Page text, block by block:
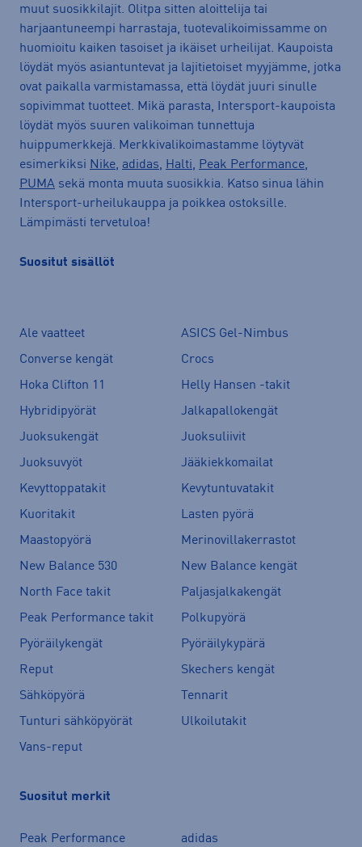
muut suosikkilajit. Olitpa sitten aloittelija tai
harjaantuneempi harrastaja, tuotevalikoimissamme on
huomioitu kaiken tasoiset ja ikäiset urheilijat. Kaupoista
löydät myös asiantuntevat ja lajitietoiset myyjämme, jotka
ovat paikalla varmistamassa, että löydät juuri sinulle
sopivimmat tuotteet. Mikä parasta, Intersport-kaupoista
löydät myös suuren valikoiman tunnettuja
huippumerkkejä. Merkkivalikoimastamme löytyvät
esimerkiksi Nike, adidas, Halti, Peak Performance,
PUMA sekä monta muuta suosikkia. Katso sinua lähin
Intersport-urheilukauppa ja poikkea ostoksille.
Lämpimästi tervetuloa!
Suositut sisällöt
Ale vaatteet
ASICS Gel-Nimbus
Converse kengät
Crocs
Hoka Clifton 11
Helly Hansen -takit
Hybridipyörät
Jalkapallokengät
Juoksukengät
Juoksuliivit
Juoksuvyöt
Jääkiekkomailat
Kevyttoppatakit
Kevytuntuvatakit
Kuoritakit
Lasten pyörä
Maastopyörä
Merinovillakerrastot
New Balance 530
New Balance kengät
North Face takit
Paljasjalkakengät
Peak Performance takit
Polkupyörä
Pyöräilykengät
Pyöräilykypärä
Reput
Skechers kengät
Sähköpyörä
Tennarit
Tunturi sähköpyörät
Ulkoilutakit
Vans-reput
Suositut merkit
Peak Performance
adidas